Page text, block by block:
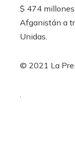
$ 474
Afganistán a
Unidas.
© 2021 La
.